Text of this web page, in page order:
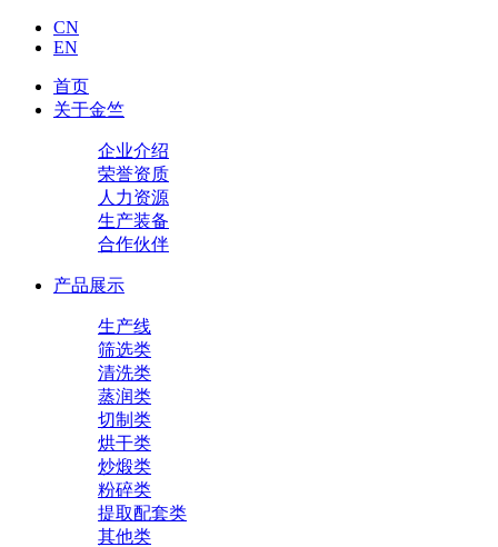
CN
EN
首页
关于金竺
企业介绍
荣誉资质
人力资源
生产装备
合作伙伴
产品展示
生产线
筛选类
清洗类
蒸润类
切制类
烘干类
炒煅类
粉碎类
提取配套类
其他类